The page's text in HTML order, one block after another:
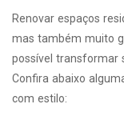
Renovar espaços
mas também muito
possível transformar
Confira abaixo
com estilo: